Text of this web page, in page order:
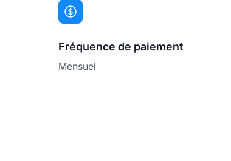
Fréquence de paiement
Mensuel